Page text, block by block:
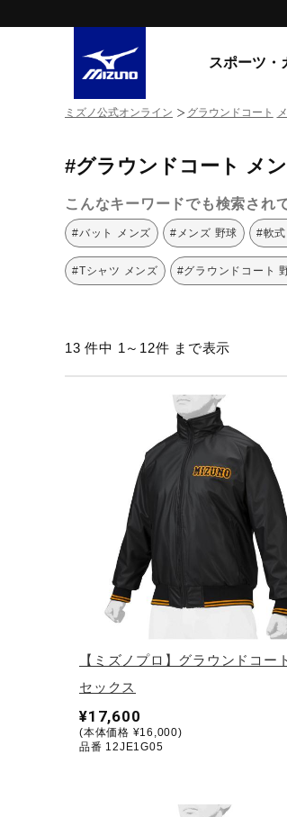
スポーツ・
ライフスタイルウエア
ランニング
サッカー／フットサル
テニス／ソフトテニス
バドミントン
ソフトボール
ウィンタースポーツ
ワーキング
ウォーキングシューズ
ライフスタイルグッズ
インナー
WAVE
WAVE
MXR
ゴアテッ
スニー
ミズノ公式オンライン グラウンドコート
#グラウンドコート メ
こんなキーワードでも検索され
#バット メンズ #メンズ 野球 #軟
#Tシャツ メンズ #グラウンドコート
13 件中 1～12件 まで表示
【ミズノプロ】グラウンドコー
セックス
¥17,600
(本体価格 ¥16,000)
品番 12JE1G05